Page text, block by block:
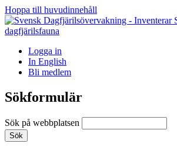
Hoppa till huvudinnehåll
Logga in
In English
Bli medlem
Sökformulär
Sök på webbplatsen